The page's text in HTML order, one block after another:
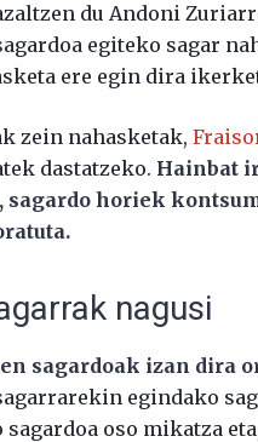
du Andoni
egiteko sagar
ere egin dira
zein nahasketak,
dastatzeko. Hainbat
sagardo horiek
nagusi
sagardoak izan dira
egindako
oso mikatza